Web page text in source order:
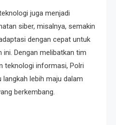
juga menjadi
siber, misalnya, semakin
dengan cepat untuk
Dengan melibatkan tim
teknologi informasi, Polri
lebih maju dalam
berkembang.